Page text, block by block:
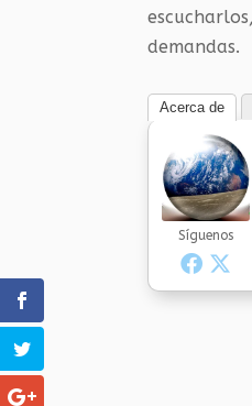
demandas.
Acerca de
Síguenos